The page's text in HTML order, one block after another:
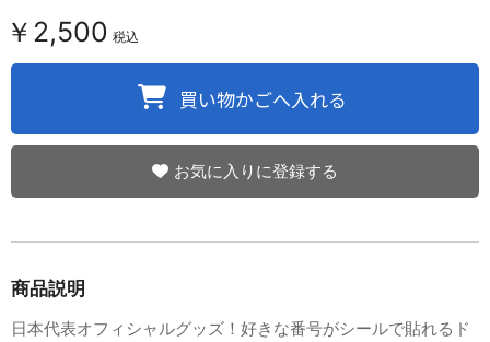
￥2,500 税込
お気に入りに登録する
商品説明
日本代表オフィシャルグッズ！好きな番号がシールで貼れるド